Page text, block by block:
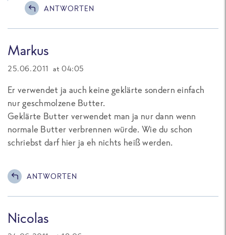
ANTWORTEN
Markus
25.06.2011 at 04:05
Er verwendet ja auch keine geklärte sondern einfach
nur geschmolzene Butter.
Geklärte Butter verwendet man ja nur dann wenn
normale Butter verbrennen würde. Wie du schon
schriebst darf hier ja eh nichts heiß werden.
ANTWORTEN
Nicolas